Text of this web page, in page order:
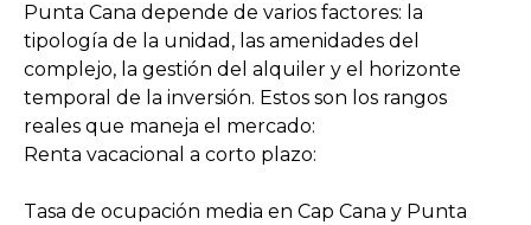
Punta Cana depende de varios factores: la
tipología de la unidad, las amenidades del
complejo, la gestión del alquiler y el horizonte
temporal de la inversión. Estos son los rangos
reales que maneja el mercado:
Renta vacacional a corto plazo:
Tasa de ocupación media en Cap Cana y Punta